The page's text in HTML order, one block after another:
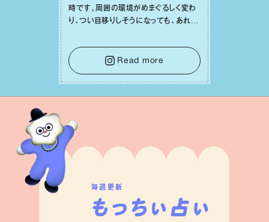
時です。周囲の環境がめまぐるしく変わ
り、つい⽬移りしそうになっても、あれこ
をそっと⼿放し、⽬の前のことに集中しま
しょう。そのブレない決意が、あなたにと
って有意義で安定した成果を引き寄せま
す。
Read more
毎週更新